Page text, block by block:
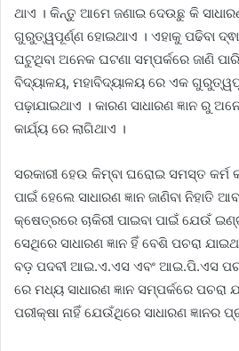
ଥାଏ । କିନ୍ତୁ ଆମେ ଜଣାଇ ଦେଉଛୁ କି
ଗୁରୁତ୍ୱପୂର୍ଣ୍ଣ ହୋଇଥାଏ । ଏହାକୁ ପଢିବା
ଘଟୁଥିବା ଅନେକ ଘଟଣା ସମ୍ପର୍କରେ ଜାଣି ପାରି
ବିଦ୍ୟାଳୟ, ମହାବିଦ୍ୟାଳୟ ରେ ଏକ
ପଢ଼ାଯାଇଥାଏ । କାରଣ ସାଧାରଣ ଜ୍ଞାନ ରୁ
କାର୍ଯ୍ୟ ରେ ଲାଗିଥାଏ ।
ସରକାରୀ ହେଉ କିମ୍ବା ଘରୋଇ ସମସ୍ତ କର୍ମ
ପାଇଁ ହେଲେ ସାଧାରଣ ଜ୍ଞାନ ଜାଣିବା ନିହାତି
କ୍ଷେତ୍ରରେ ଚାକିରୀ ପାଇବା ପାଇଁ ଯେଉଁ
ସେଥିରେ ସାଧାରଣ ଜ୍ଞାନ ହିଁ ବେଶି ପଚରା
ବଡ଼ ପଦବୀ ଆଇ.ଏ.ଏସ ଏବଂ ଆଇ.ପି.ଏସ
ରେ ମଧ୍ୟ ସାଧାରଣ ଜ୍ଞାନ ସମ୍ପର୍କରେ
ପରୀକ୍ଷା ନାହିଁ ଯେଉଁଥିରେ ସାଧାରଣ ଜ୍ଞାନର